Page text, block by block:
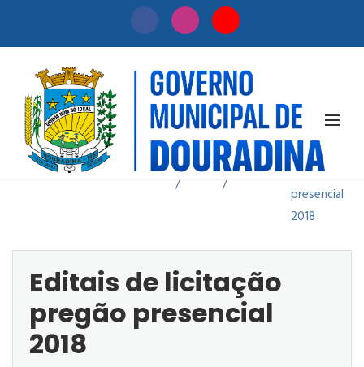
Início
/
Licitação
/
Editais de
licitação
pregão
presencial
2018
Editais de licitação
pregão presencial
2018